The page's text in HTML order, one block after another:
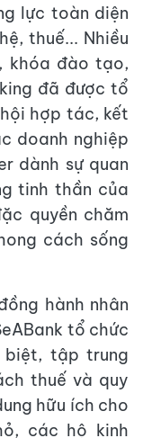
lực toàn diện
thuế... Nhiều
khóa đào tạo,
đã được tổ
hợp tác, kết
doanh nghiệp
dành sự quan
tinh thần của
quyền chăm
cách sống
hành nhân
tổ chức
biệt, tập trung
thuế và quy
hữu ích cho
các hộ kinh